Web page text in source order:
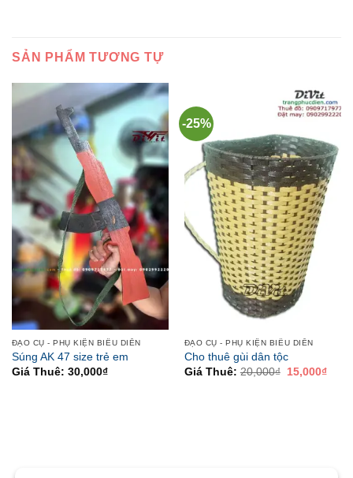
SẢN PHẨM TƯƠNG TỰ
ĐẠO CỤ - PHỤ KIỆN BIỂU DIỄN
Súng AK 47 size trẻ em
Giá Thuê: 30,000₫
-25%
ĐẠO CỤ - PHỤ KIỆN BIỂU DIỄN
Cho thuê gùi dân tộc
Giá Thuê:20,000₫
Giá
gốc
15,000₫Giá